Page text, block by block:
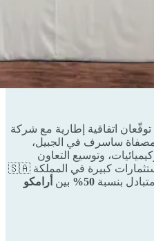
توقّعان اتفاقية إطارية مع شركة
مصفاة ساسرف في الجبيل،
وتوسيع التعاون
الدولي، حيث أن الاتفاقية تشمل استثمارات كبيرة في المملكة 🇸🇦
50% بين أرامكو